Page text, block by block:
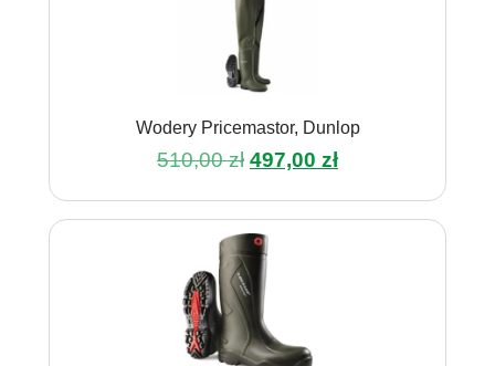
Wodery Pricemastor, Dunlop
510,00zł Pierwotna
wynosiła:
510,00 zł.
497,00 złAktualna
wynosi:
produkt
ma
wiele
wariantów.
Opcje
można